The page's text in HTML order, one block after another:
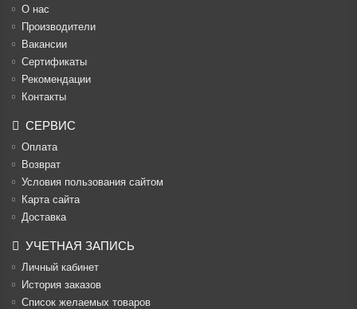
О нас
Производители
Вакансии
Cертификаты
Рекомендации
Контакты
СЕРВИС
Оплата
Возврат
Условия пользования сайтом
Карта сайта
Доставка
УЧЕТНАЯ ЗАПИСЬ
Личный кабинет
История заказов
Список желаемых товаров